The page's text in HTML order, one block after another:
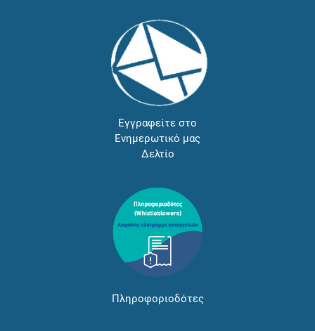
Εγγραφείτε στο
Ενημερωτικό μας
Δελτίο
Πληροφοριοδότες